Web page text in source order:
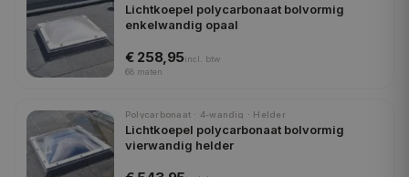
Lichtkoepel polycarbonaat bolvormig
enkelwandig opaal
€ 258,95incl.
btw
68 maten
Polycarbonaat · 4-wandig · Helder
Lichtkoepel polycarbonaat bolvormig
vierwandig helder